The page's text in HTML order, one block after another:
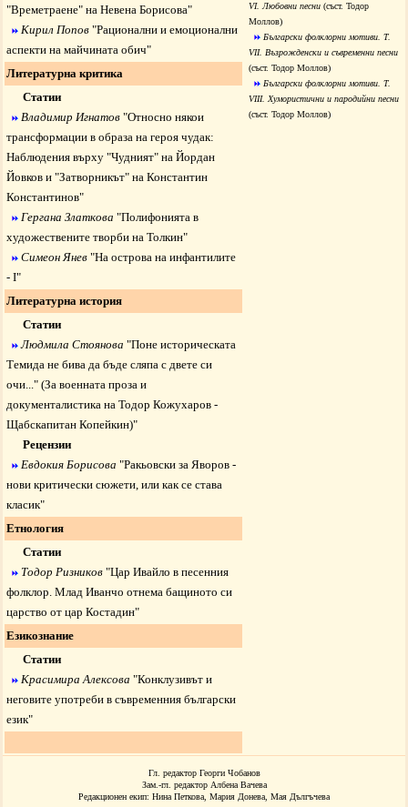
"Времетраене" на Невена Борисова"
Кирил Попов "Рационални и емоционални
аспекти на майчината обич"
Литературна критика
Статии
Владимир Игнатов "Относно някои
трансформации в образа на героя чудак:
Наблюдения върху "Чудният" на Йордан
Йовков и "Затворникът" на Константин
Константинов"
Гергана Златкова "Полифонията в
художествените творби на Толкин"
Симеон Янев "На острова на инфантилите
- I"
Литературна история
Статии
Людмила Стоянова "Поне историческата
Темида не бива да бъде сляпа с двете си
очи..." (За военната проза и
документалистика на Тодор Кожухаров -
Щабскапитан Копейкин)"
Рецензии
Евдокия Борисова "Ракьовски за Яворов -
нови критически сюжети, или как се става
класик"
Етнология
Статии
Тодор Ризников "Цар Ивайло в песенния
фолклор. Млад Иванчо отнема бащиното си
царство от цар Костадин"
Езикознание
Статии
Красимира Алексова "Конклузивът и
неговите употреби в съвременния български
език"
VI. Любовни песни (съст. Тодор
Моллов)
Български фолклорни мотиви. Т.
VІІ. Възрожденски и съвременни песни
(съст. Тодор Моллов)
Български фолклорни мотиви. Т.
VIII. Хумористични и пародийни песни
(съст. Тодор Моллов)
Гл. редактор Георги Чобанов
Зам.-гл. редактор Албена Вачева
Редакционен екип: Нина Петкова, Мария Донева, Мая Дългъчева